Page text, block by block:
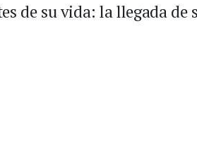
de su vida: la llegada de